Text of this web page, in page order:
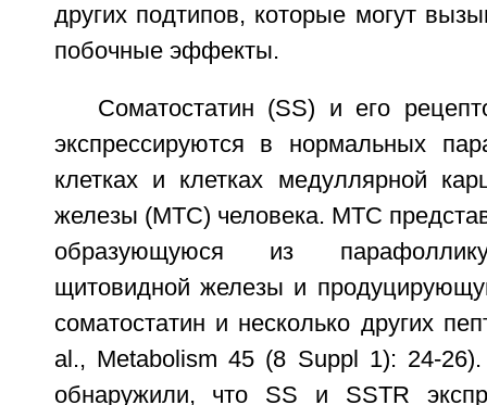
других подтипов, которые могут
побочные эффекты.
Соматостатин (SS) и его
экспрессируются в нормальных
клетках и клетках медуллярной
железы (МТС) человека. МТС
образующуюся из
щитовидной железы и
соматостатин и несколько других
al., Metabolism 45 (8 Suppl 1): 24-
обнаружили, что SS и SSTR